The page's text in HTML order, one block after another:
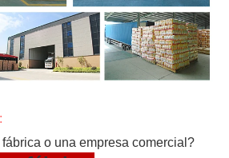
o una empresa comercial?